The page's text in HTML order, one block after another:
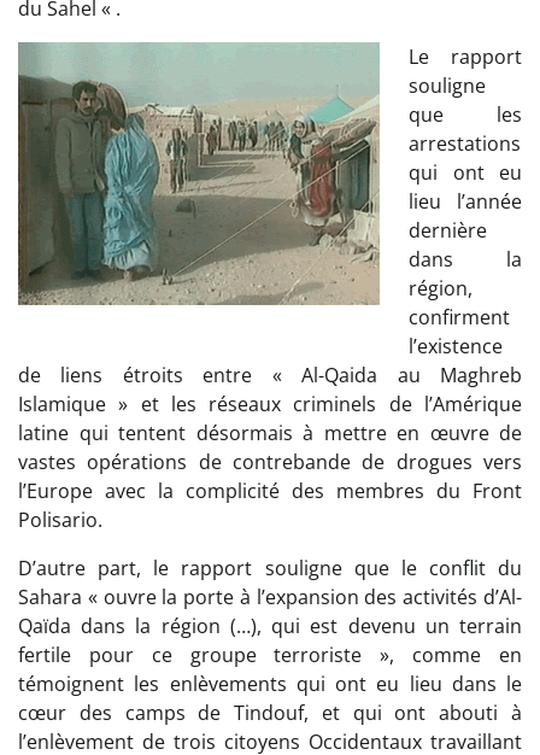
du Sahel « .
Le rapport
souligne
que les
arrestations
qui ont eu
lieu l’année
dernière
dans la
région,
confirment
l’existence
de liens étroits entre « Al-Qaida au Maghreb
Islamique » et les réseaux criminels de l’Amérique
latine qui tentent désormais à mettre en œuvre de
vastes opérations de contrebande de drogues vers
l’Europe avec la complicité des membres du Front
Polisario.
D’autre part, le rapport souligne que le conflit du
Sahara « ouvre la porte à l’expansion des activités d’Al-
Qaïda dans la région (…), qui est devenu un terrain
fertile pour ce groupe terroriste », comme en
témoignent les enlèvements qui ont eu lieu dans le
cœur des camps de Tindouf, et qui ont abouti à
l’enlèvement de trois citoyens Occidentaux travaillant